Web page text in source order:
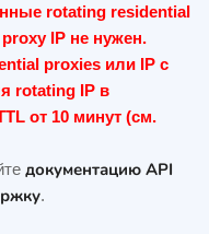
rotating residential
IP не нужен.
proxies или IP с
rotating IP в
от 10 минут (см.
документацию API
.